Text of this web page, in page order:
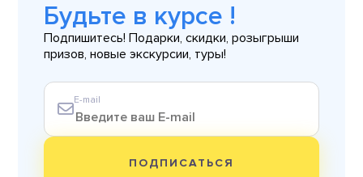
Будьте в курсе !
Подпишитесь! Подарки, скидки, розыгрыши
призов, новые экскурсии, туры!
E-mail
ПОДПИСАТЬСЯ